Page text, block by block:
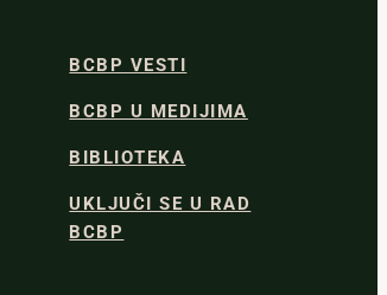
BCBP VESTI
BCBP U MEDIJIMA
BIBLIOTEKA
UKLJUČI SE U RAD
BCBP